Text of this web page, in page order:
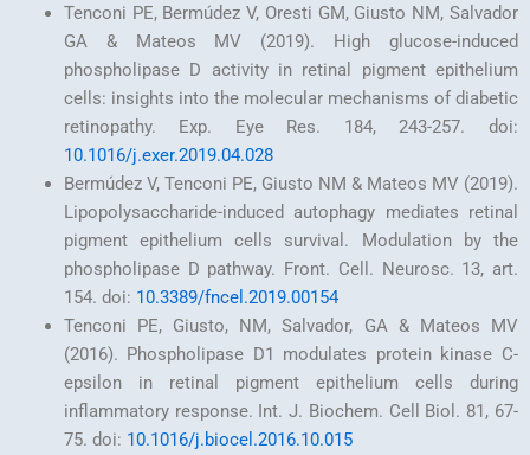
Tenconi PE, Bermúdez V, Oresti GM, Giusto NM, Salvador
GA & Mateos MV (2019). High glucose-induced
phospholipase D activity in retinal pigment epithelium
cells: insights into the molecular mechanisms of diabetic
retinopathy. Exp. Eye Res. 184, 243-257. doi:
10.1016/j.exer.2019.04.028
Bermúdez V, Tenconi PE, Giusto NM & Mateos MV (2019).
Lipopolysaccharide-induced autophagy mediates retinal
pigment epithelium cells survival. Modulation by the
phospholipase D pathway. Front. Cell. Neurosc. 13, art.
154. doi: 10.3389/fncel.2019.00154
Tenconi PE, Giusto, NM, Salvador, GA & Mateos MV
(2016). Phospholipase D1 modulates protein kinase C-
epsilon in retinal pigment epithelium cells during
inflammatory response. Int. J. Biochem. Cell Biol. 81, 67-
75. doi: 10.1016/j.biocel.2016.10.015